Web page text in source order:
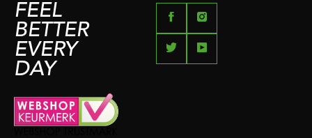
FEEL
BETTER
EVERY
DAY